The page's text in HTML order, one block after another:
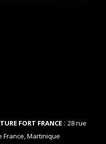
FORT FRANCE: 28 rue
France, Martinique